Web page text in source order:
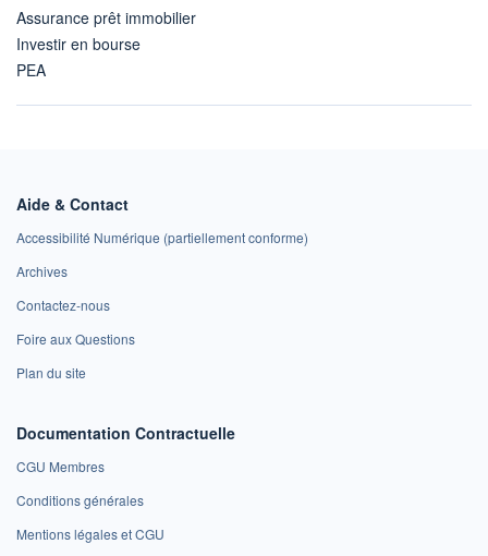
Assurance prêt immobilier
Investir en bourse
PEA
Aide & Contact
Accessibilité Numérique (partiellement conforme)
Archives
Contactez-nous
Foire aux Questions
Plan du site
Documentation Contractuelle
CGU Membres
Conditions générales
Mentions légales et CGU